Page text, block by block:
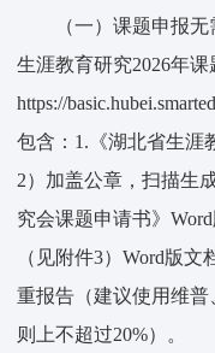
（一）课题申报
生涯教育研究2026年课
https://
包含：1.《湖北省生涯
2）加盖公章，扫描生
究会课题申请书》
（见附件3）Word版
重报告（建议使用维
则上不超过20%）。